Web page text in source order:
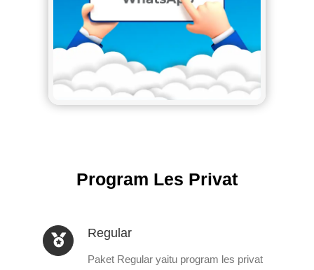
Program Les Privat
Regular
Paket Regular yaitu program les privat